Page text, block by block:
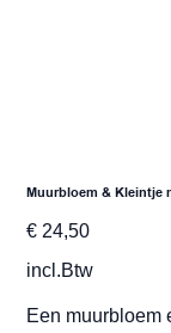
Muurbloem & Kleintje
Prijs
€ 24,50
incl.Btw
Een muurbloem